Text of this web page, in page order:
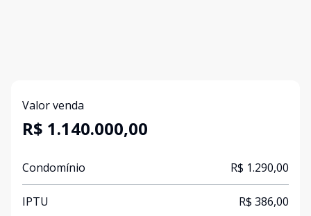
Valor venda
R$ 1.140.000,00
Condomínio R$ 1.290,00
IPTU R$ 386,00